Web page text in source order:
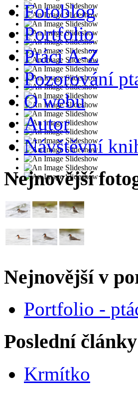
Fotoblog
Portfolio
Ptáci A-Z
Pozorování
O webu
Autor
Návštěvní
Nejnovější
Nejnovější v
Portfolio -
Poslední články
Krmítko